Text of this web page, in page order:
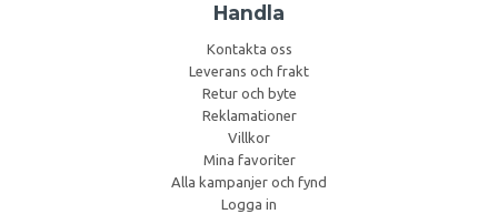
Handla
Kontakta oss
Leverans och frakt
Retur och byte
Reklamationer
Villkor
Mina favoriter
Alla kampanjer och fynd
Logga in